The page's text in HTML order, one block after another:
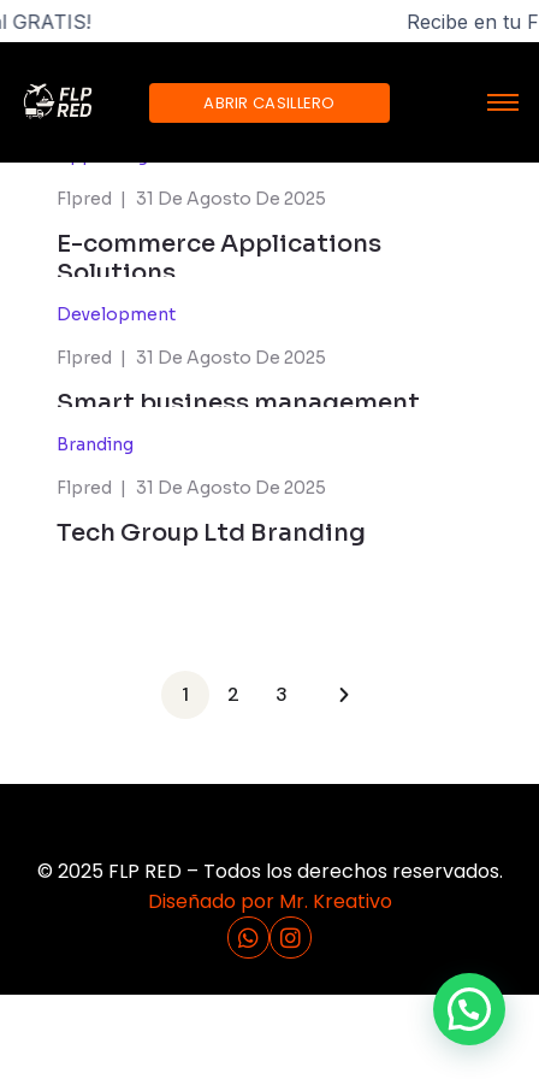
Recibe en tu
ABRIR CASILLERO
Uncategorized
Sin Categoría
¡Hola, mundo!
Flpred
31 De Agosto De 2025
E-commerce Applications
Solutions
Development
Flpred
31 De Agosto De 2025
Smart business management
Branding
Flpred
31 De Agosto De 2025
Tech Group Ltd Branding
1 2 3
© 2025 FLP RED – Todos los derechos reservados.
Diseñado por Mr. Kreativo